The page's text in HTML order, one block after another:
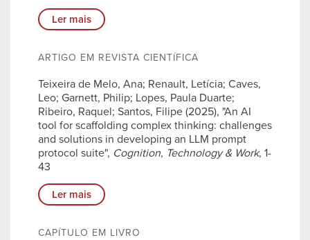
Ler mais
ARTIGO EM REVISTA CIENTÍFICA
Teixeira de Melo, Ana; Renault, Letícia; Caves,
Leo; Garnett, Philip; Lopes, Paula Duarte;
Ribeiro, Raquel; Santos, Filipe (2025), "An AI
tool for scaffolding complex thinking: challenges
and solutions in developing an LLM prompt
protocol suite", Cognition, Technology & Work, 1-
43
Ler mais
CAPÍTULO EM LIVRO